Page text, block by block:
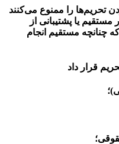
تحریم­‌ها را ممنوع می­‌کنند
یا پشتیبانی از
چنانچه مستقیم انجام
قرار داد